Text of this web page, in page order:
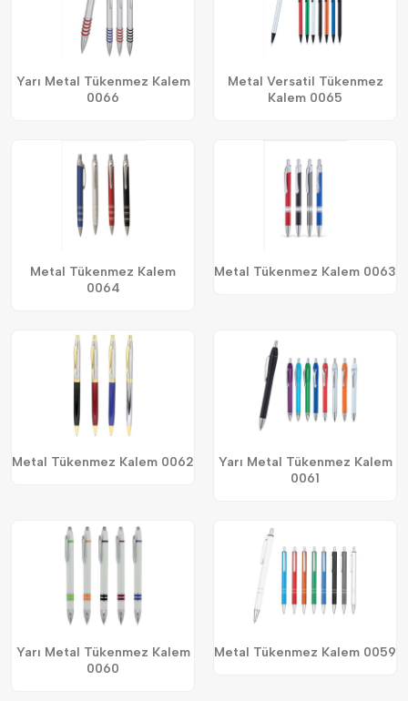
Yarı Metal Tükenmez Kalem
0066
Metal Versatil Tükenmez
Kalem 0065
Metal Tükenmez Kalem
0064
Metal Tükenmez Kalem 0063
Metal Tükenmez Kalem 0062
Yarı Metal Tükenmez Kalem
0061
Yarı Metal Tükenmez Kalem
0060
Metal Tükenmez Kalem 0059